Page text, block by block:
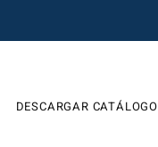
DESCARGAR CATÁLOGO